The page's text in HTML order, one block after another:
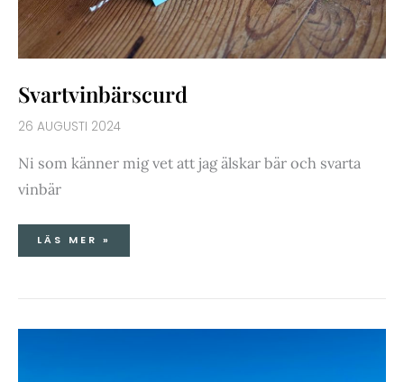
Svartvinbärscurd
26 AUGUSTI 2024
Ni som känner mig vet att jag älskar bär och svarta
vinbär
LÄS MER »
NORRBOTTEN